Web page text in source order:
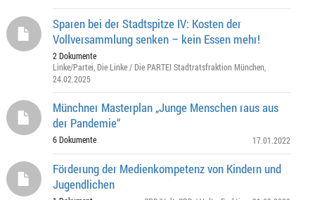
Sparen bei der Stadtspitze IV: Kosten der
Vollversammlung senken – kein Essen mehr!
2 Dokumente
Linke/Partei Die Linke / Die PARTEI Stadtratsfraktion München
24.02.2025
Münchner Masterplan „Junge Menschen raus aus
der Pandemie“
6 Dokumente 17.01.2022
Förderung der Medienkompetenz von Kindern und
Jugendlichen